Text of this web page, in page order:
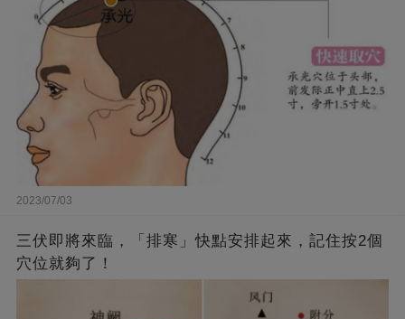
2023/07/03
三伏即將來臨，「排寒」快點安排起來，記住按2個
穴位就夠了！